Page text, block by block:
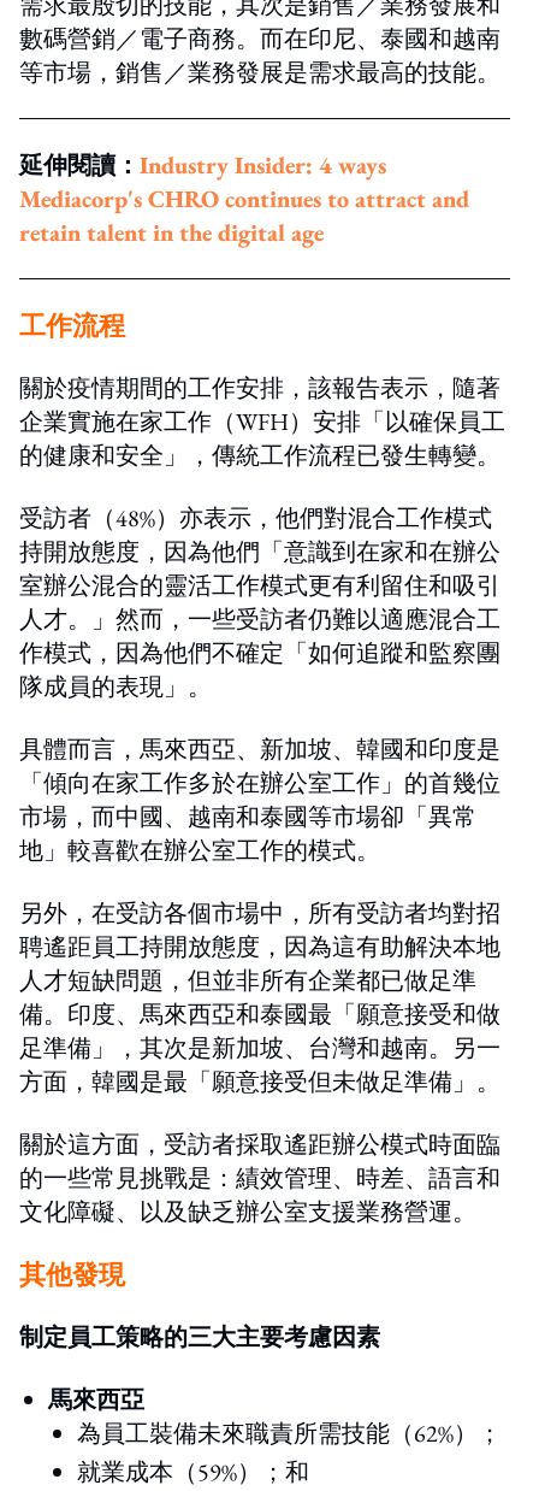
數碼營銷／電子商務。而在印尼、泰國和越南
等市場，銷售／業務發展是需求最高的技能。
延伸閱讀： Industry Insider: 4 ways
Mediacorp's CHRO continues to attract and
retain talent in the digital age
工作流程
關於疫情期間的工作安排，該報告表示，隨著
企業實施在家工作（WFH）安排「以確保員工
的健康和安全」，傳統工作流程已發生轉變。
受訪者（48%）亦表示，他們對混合工作模式
持開放態度，因為他們「意識到在家和在辦公
室辦公混合的靈活工作模式更有利留住和吸引
人才。」然而，一些受訪者仍難以適應混合工
作模式，因為他們不確定「如何追蹤和監察團
隊成員的表現」。
具體而言，馬來西亞、新加坡、韓國和印度是
「傾向在家工作多於在辦公室工作」的首幾位
市場，而中國、越南和泰國等市場卻「異常
地」較喜歡在辦公室工作的模式。
另外，在受訪各個市場中，所有受訪者均對招
聘遙距員工持開放態度，因為這有助解決本地
人才短缺問題，但並非所有企業都已做足準
備。印度、馬來西亞和泰國最「願意接受和做
足準備」，其次是新加坡、台灣和越南。另一
方面，韓國是最「願意接受但未做足準備」。
關於這方面，受訪者採取遙距辦公模式時面臨
的一些常見挑戰是：績效管理、時差、語言和
文化障礙、以及缺乏辦公室支援業務營運。
其他發現
制定員工策略的三大主要考慮因素
馬來西亞
為員工裝備未來職責所需技能（62%）；
就業成本（59%）；和